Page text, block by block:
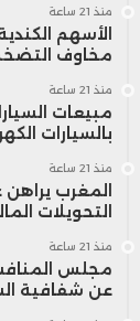
منذ 21 ساعة
مخاوف
منذ 21 ساعة
بالسيارات
منذ 21 ساعة
المغرب
التحويلات
منذ 21 ساعة
مجلس
عن شفافية